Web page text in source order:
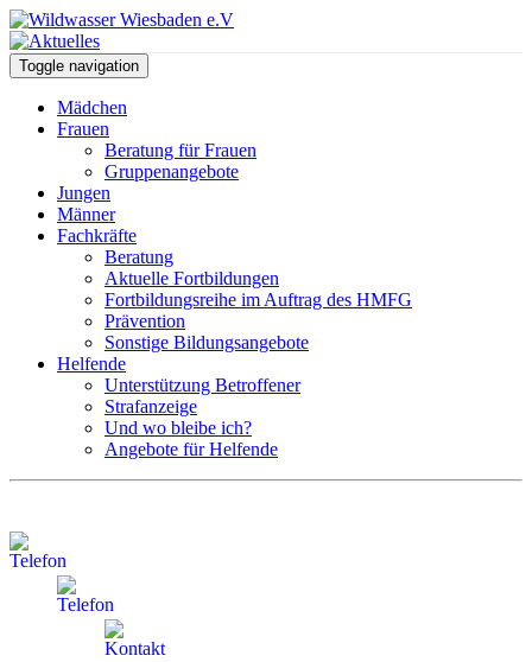
Toggle navigation
Mädchen
Frauen
Beratung für Frauen
Gruppenangebote
Jungen
Männer
Fachkräfte
Beratung
Aktuelle Fortbildungen
Fortbildungsreihe im Auftrag des HMFG
Prävention
Sonstige Bildungsangebote
Helfende
Unterstützung Betroffener
Strafanzeige
Und wo bleibe ich?
Angebote für Helfende